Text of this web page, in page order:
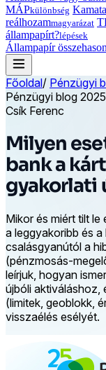
MÁPkülönbség
reálhozammagyarázat
állampapírt?lépések
Állampapír
Főoldal/ Pénzügyi
Pénzügyi blog
Csík Ferenc
Milyen
bank a
gyakorlati
Mikor és miért tilt
a leggyakoribb és
csalásgyanútól a
(pénzmosás-
leírjuk, hogyan
újbóli aktiváláshoz,
(limitek, geoblokk,
visszaélés esélyét.